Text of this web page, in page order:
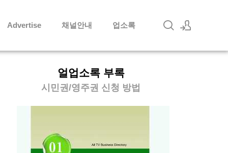
로그인
회원가입
Advertise 채널안내 업소록
얼업소록 부록
시민권/영주권 신청 방법